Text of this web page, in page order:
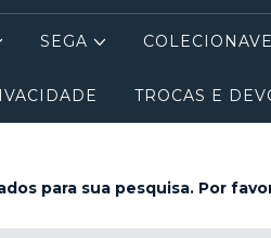
SEGA
TROCAS E
para sua pesquisa. Por